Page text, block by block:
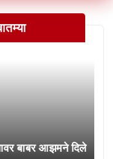
बाबर आझमने दिले